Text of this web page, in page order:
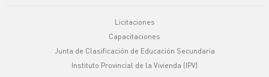
Licitaciones
Capacitaciones
Junta de Clasificación de Educación Secundaria
Instituto Provincial de la Vivienda (IPV)